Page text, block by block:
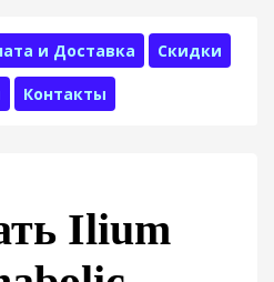
и Доставка Скидки
Контакты
Ilium